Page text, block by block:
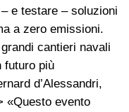
e testare – soluzioni
a zero emissioni.
cantieri navali
futuro più
d’Alessandri,
«Questo evento